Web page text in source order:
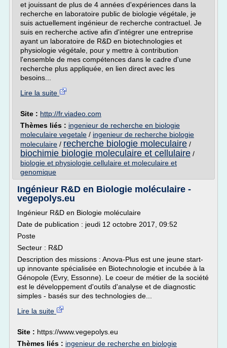
et jouissant de plus de 4 années d'expériences dans la
recherche en laboratoire public de biologie végétale, je
suis actuellement ingénieur de recherche contractuel. Je
suis en recherche active afin d'intégrer une entreprise
ayant un laboratoire de R&D en biotechnologies et
physiologie végétale, pour y mettre à contribution
l'ensemble de mes compétences dans le cadre d'une
recherche plus appliquée, en lien direct avec les
besoins...
Lire la suite
Site : http://fr.viadeo.com
Thèmes liés : ingenieur de recherche en biologie
moleculaire vegetale / ingenieur de recherche biologie
moleculaire / recherche biologie moleculaire /
biochimie biologie moleculaire et cellulaire /
biologie et physiologie cellulaire et moleculaire et
genomique
Ingénieur R&D en Biologie moléculaire -
vegepolys.eu
Ingénieur R&D en Biologie moléculaire
Date de publication : jeudi 12 octobre 2017, 09:52
Poste
Secteur : R&D
Description des missions : Anova-Plus est une jeune start-
up innovante spécialisée en Biotechnologie et incubée à la
Génopole (Evry, Essonne). Le coeur de métier de la société
est le développement d'outils d'analyse et de diagnostic
simples - basés sur des technologies de...
Lire la suite
Site : https://www.vegepolys.eu
Thèmes liés : ingenieur de recherche en biologie